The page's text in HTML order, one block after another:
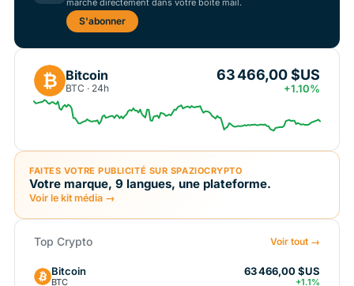
marché directement dans votre boîte mail.
S'abonner
₿ Bitcoin
BTC · 24h
63 466,00 $US
+1.10%
FAITES VOTRE PUBLICITÉ SUR SPAZIOCRYPTO
Votre marque, 9 langues, une plateforme.
Voir le kit média →
Top Crypto Voir tout →
Bitcoin
BTC
63 466,00 $US
+1.1%